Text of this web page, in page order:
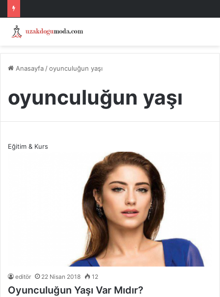
Anasayfa /oyunculuğun yaşı
oyunculuğun yaşı
Eğitim & Kurs
editör 22 Nisan 2018 12
Oyunculuğun Yaşı Var Mıdır?